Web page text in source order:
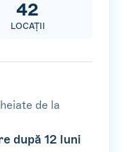
42
LOCAȚII
de la
după 12 luni